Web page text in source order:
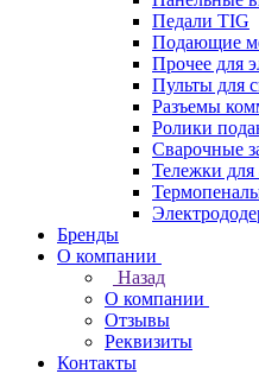
Педали TIG
Подающие
Прочее для
Пульты для
Разъемы
Ролики
Сварочные
Тележки для
Бренды
О компании
Назад
О компании
Отзывы
Реквизиты
Контакты